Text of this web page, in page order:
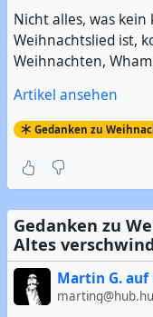
Nicht alles, was kein
Weihnachtslied ist,
Weihnachten,
Artikel ansehen
Gedanken zu
Gedanken zu
Altes
Martin G.